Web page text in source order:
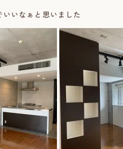
いなぁと思いました